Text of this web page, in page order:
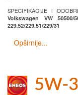
SPECIFIKACIJE I
Volkswagen VW 50500/
229.52/229.51/229/31
Opširnije...
5W-